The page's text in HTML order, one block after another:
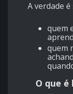
A verdade é
quem
quem
O que